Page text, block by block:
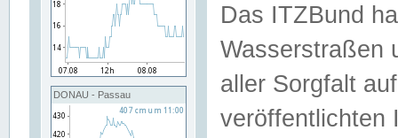
DONAU - Passau
Das ITZBund
Wasserstraßen
aller Sorgfalt
veröffentlichten